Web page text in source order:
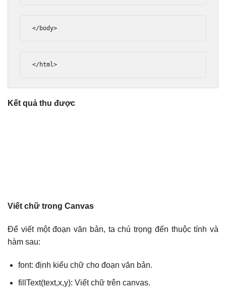
</body>
</html>
Kết quả thu được
Viết chữ trong Canvas
Để viết một đoạn văn bản, ta chú trọng đến thuộc tính và
hàm sau:
font: định kiểu chữ cho đoạn văn bản.
fillText(text,x,y): Viết chữ trên canvas.